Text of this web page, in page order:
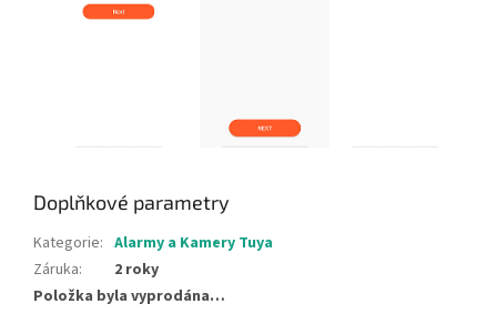
Doplňkové parametry
Kategorie: Alarmy a Kamery Tuya
Záruka:
2 roky
Položka byla vyprodána…